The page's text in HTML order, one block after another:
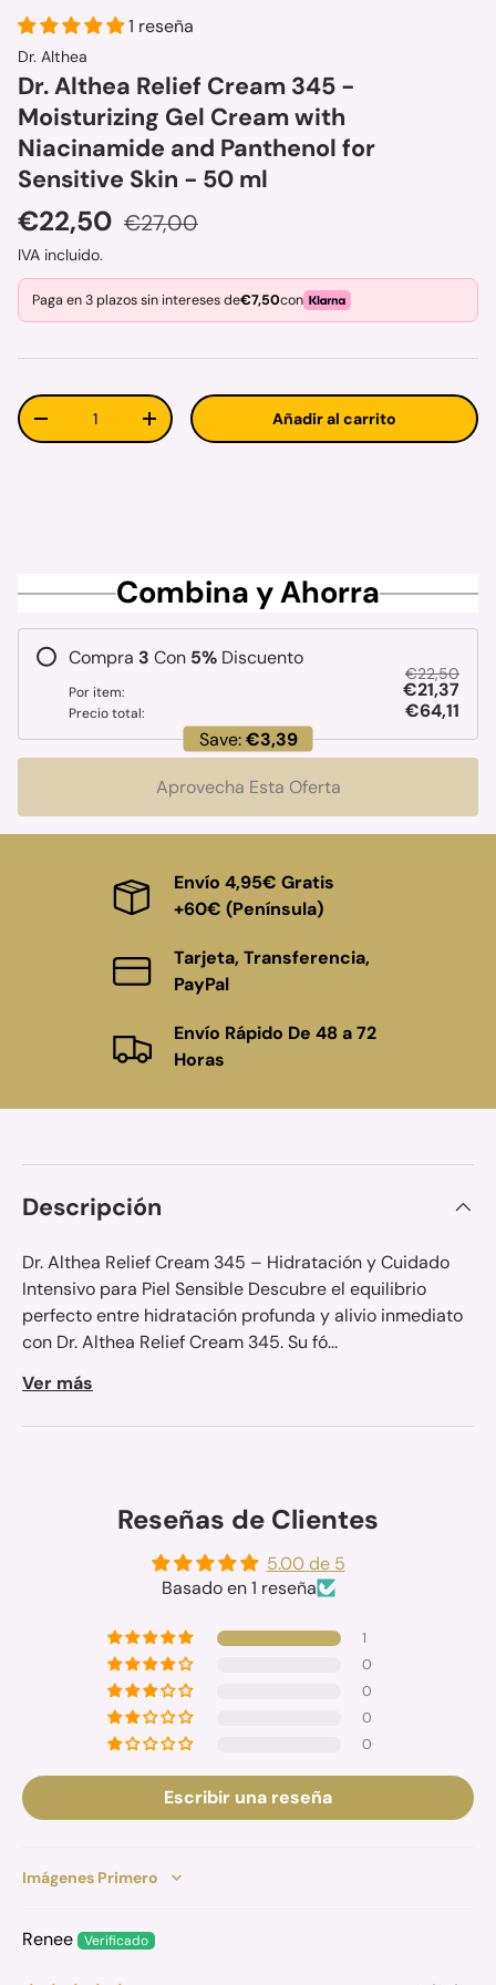
1 reseña
Dr. Althea
Dr. Althea Relief Cream 345 -
Moisturizing Gel Cream with
Niacinamide and Panthenol for
Sensitive Skin - 50 ml
Precio de venta
€22,50 Precio normal
€27,00
IVA incluido.
Paga en 3 plazos sin intereses de€7,50con
Cant.
Disminuir cantidadAumentar la cantidadAñadir al carrito
Combina y Ahorra
Compra 3 Con 5% Discuento
Por item:
€22,50
€21,37
Precio total:
€64,11
Save: €3,39
Aprovecha Esta Oferta
Envío 4,95€ Gratis
+60€ (Península)
Tarjeta, Transferencia,
PayPal
Envío Rápido De 48 a 72
Horas
Descripción
Dr. Althea Relief Cream 345 – Hidratación y Cuidado
Intensivo para Piel Sensible Descubre el equilibrio
perfecto entre hidratación profunda y alivio inmediato
con Dr. Althea Relief Cream 345. Su fó...
Ver más
Reseñas de Clientes
5.00 de 5
Basado en 1 reseña
1
0
0
0
0
Escribir una reseña
Sort by
Renee